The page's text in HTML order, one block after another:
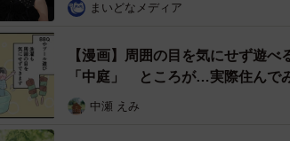
まいどなメディア
【漫画】周囲の目を気にせず遊
「中庭」 ところが…実際住んで
中瀬 えみ